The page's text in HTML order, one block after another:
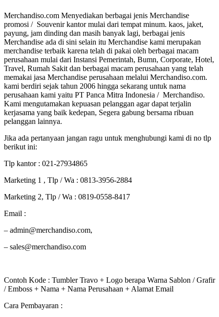
Merchandiso.com Menyediakan berbagai jenis Merchandise
promosi / Souvenir kantor mulai dari tempat minum. kaos, jaket,
payung, jam dinding dan masih banyak lagi, berbagai jenis
Merchandise ada di sini selain itu Merchandise kami merupakan
merchandise terbaik karena telah di pakai oleh berbagai macam
perusahaan mulai dari Instansi Pemerintah, Bumn, Corporate, Hotel,
Travel, Rumah Sakit dan berbagai macam perusahaan yang telah
memakai jasa Merchandise perusahaan melalui Merchandiso.com.
kami berdiri sejak tahun 2006 hingga sekarang untuk nama
perusahaan kami yaitu PT Panca Mitra Indonesia / Merchandiso.
Kami mengutamakan kepuasan pelanggan agar dapat terjalin
kerjasama yang baik kedepan, Segera gabung bersama ribuan
pelanggan lainnya.
Jika ada pertanyaan jangan ragu untuk menghubungi kami di no tlp
berikut ini:
Tlp kantor : 021-27934865
Marketing 1 , Tlp / Wa : 0813-3956-2884
Marketing 2, Tlp / Wa : 0819-0558-8417
Email :
– admin@merchandiso.com,
– sales@merchandiso.com
Contoh Kode : Tumbler Travo + Logo berapa Warna Sablon / Grafir
/ Emboss + Nama + Nama Perusahaan + Alamat Email
Cara Pembayaran :